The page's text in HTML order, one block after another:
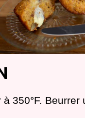
350ᐤF.